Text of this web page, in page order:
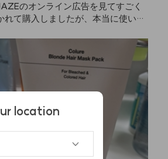
のオンライン広告を見てすごく
れて購入しましたが、本当に使いや
が、眉毛は元々真っ黒。自分で眉毛
めると量の調整が難しいのですが、
は個包装になっていて量のコントロ
がとても簡単！発色も抜群で、明る
ず暗すぎず、理想的なブラウンです
location